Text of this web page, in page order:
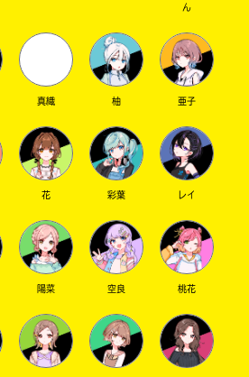
ん
真織 柚 亜子
花 彩葉 レイ
陽菜 空良 桃花